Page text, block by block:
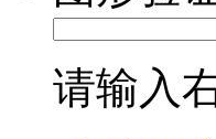
请输入